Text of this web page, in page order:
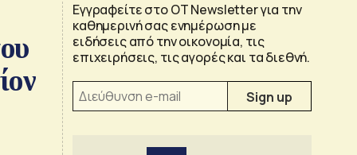
Εγγραφείτε στο OT Newsletter για την
καθημερινή σας ενημέρωση με
ειδήσεις από την οικονομία, τις
επιχειρήσεις, τις αγορές και τα διεθνή.